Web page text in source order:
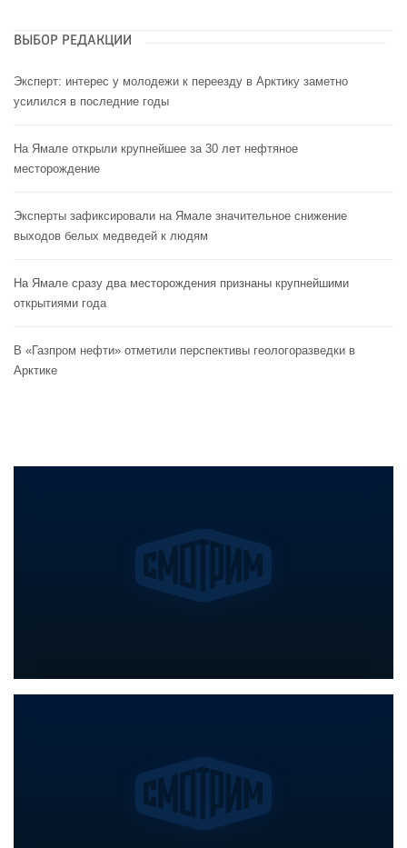
ВЫБОР РЕДАКЦИИ
Эксперт: интерес у молодежи к переезду в Арктику заметно
усилился в последние годы
На Ямале открыли крупнейшее за 30 лет нефтяное
месторождение
Эксперты зафиксировали на Ямале значительное снижение
выходов белых медведей к людям
На Ямале сразу два месторождения признаны крупнейшими
открытиями года
В «Газпром нефти» отметили перспективы геологоразведки в
Арктике